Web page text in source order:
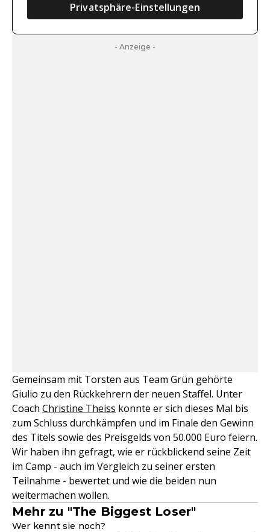
Privatsphäre-Einstellungen
- Anzeige -
Gemeinsam mit Torsten aus Team Grün gehörte
Giulio zu den Rückkehrern der neuen Staffel. Unter
Coach Christine Theiss konnte er sich dieses Mal bis
zum Schluss durchkämpfen und im Finale den Gewinn
des Titels sowie des Preisgelds von 50.000 Euro feiern.
Wir haben ihn gefragt, wie er rückblickend seine Zeit
im Camp - auch im Vergleich zu seiner ersten
Teilnahme - bewertet und wie die beiden nun
weitermachen wollen.
Mehr zu "The Biggest Loser"
Wer kennt sie noch?